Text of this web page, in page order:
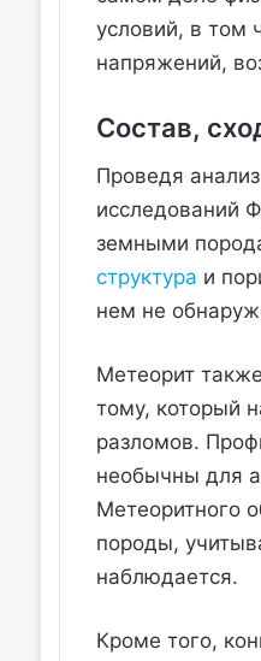
условий, в том
напряжений,
Состав,
Проведя
исследований
земными
структура и
нем не
Метеорит
тому, который
разломов.
необычны для
Метеоритного
породы,
наблюдается.
Кроме того,